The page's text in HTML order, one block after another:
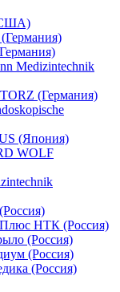
Medizintechnik
(Германия)
(Япония)
WOLF
Плюс НТК (Россия)
(Россия)
(Россия)
(Россия)